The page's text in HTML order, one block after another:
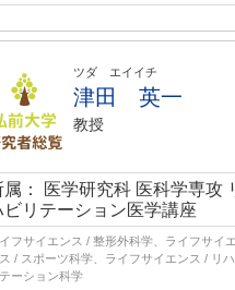
ツダ エイイチ
津田 英一
教授
属： 医学研究科 医科学専攻
ビリテーション医学講座
フサイエンス / 整形外科学、ライフサイエ
/ スポーツ科学、ライフサイエンス / リ
ーション科学